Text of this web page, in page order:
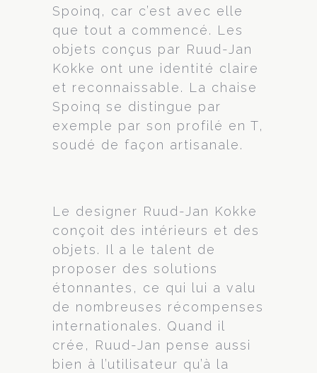
Spoinq, car c’est avec elle
que tout a commencé. Les
objets conçus par Ruud-Jan
Kokke ont une identité claire
et reconnaissable. La chaise
Spoinq se distingue par
exemple par son profilé en T,
soudé de façon artisanale.
Le designer Ruud-Jan Kokke
conçoit des intérieurs et des
objets. Il a le talent de
proposer des solutions
étonnantes, ce qui lui a valu
de nombreuses récompenses
internationales. Quand il
crée, Ruud-Jan pense aussi
bien à l’utilisateur qu’à la